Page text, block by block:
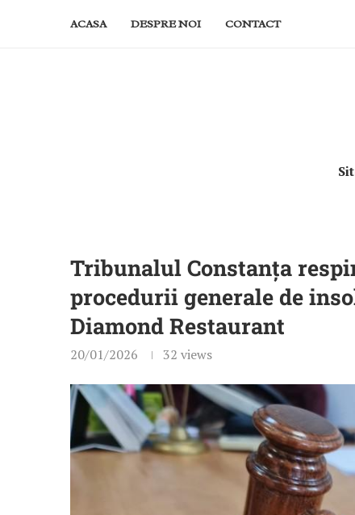
ACASA DESPRE NOI CONTACT
Tribunalul Constanța
procedurii generale de
Diamond Restaurant
20/01/2026 32 views